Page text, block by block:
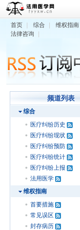
首页 综合 维权指南
法律咨询
频道列表
综合
医疗纠纷历史
医疗纠纷现状
医疗纠纷预防
医疗纠纷统计
医疗纠纷上报
法用医学
维权指南
首要措施
常见误区
封存病历